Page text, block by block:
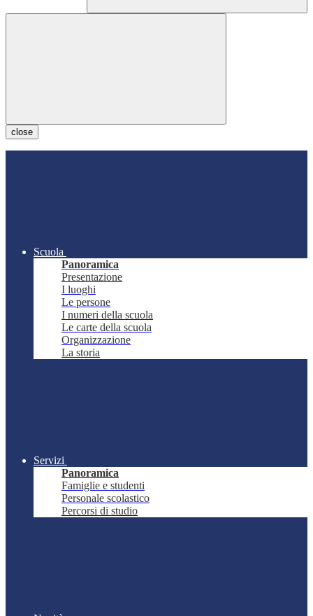
close
Scuola
Panoramica
Presentazione
I luoghi
Le persone
I numeri della scuola
Le carte della scuola
Organizzazione
La storia
Servizi
Panoramica
Famiglie e studenti
Personale scolastico
Percorsi di studio